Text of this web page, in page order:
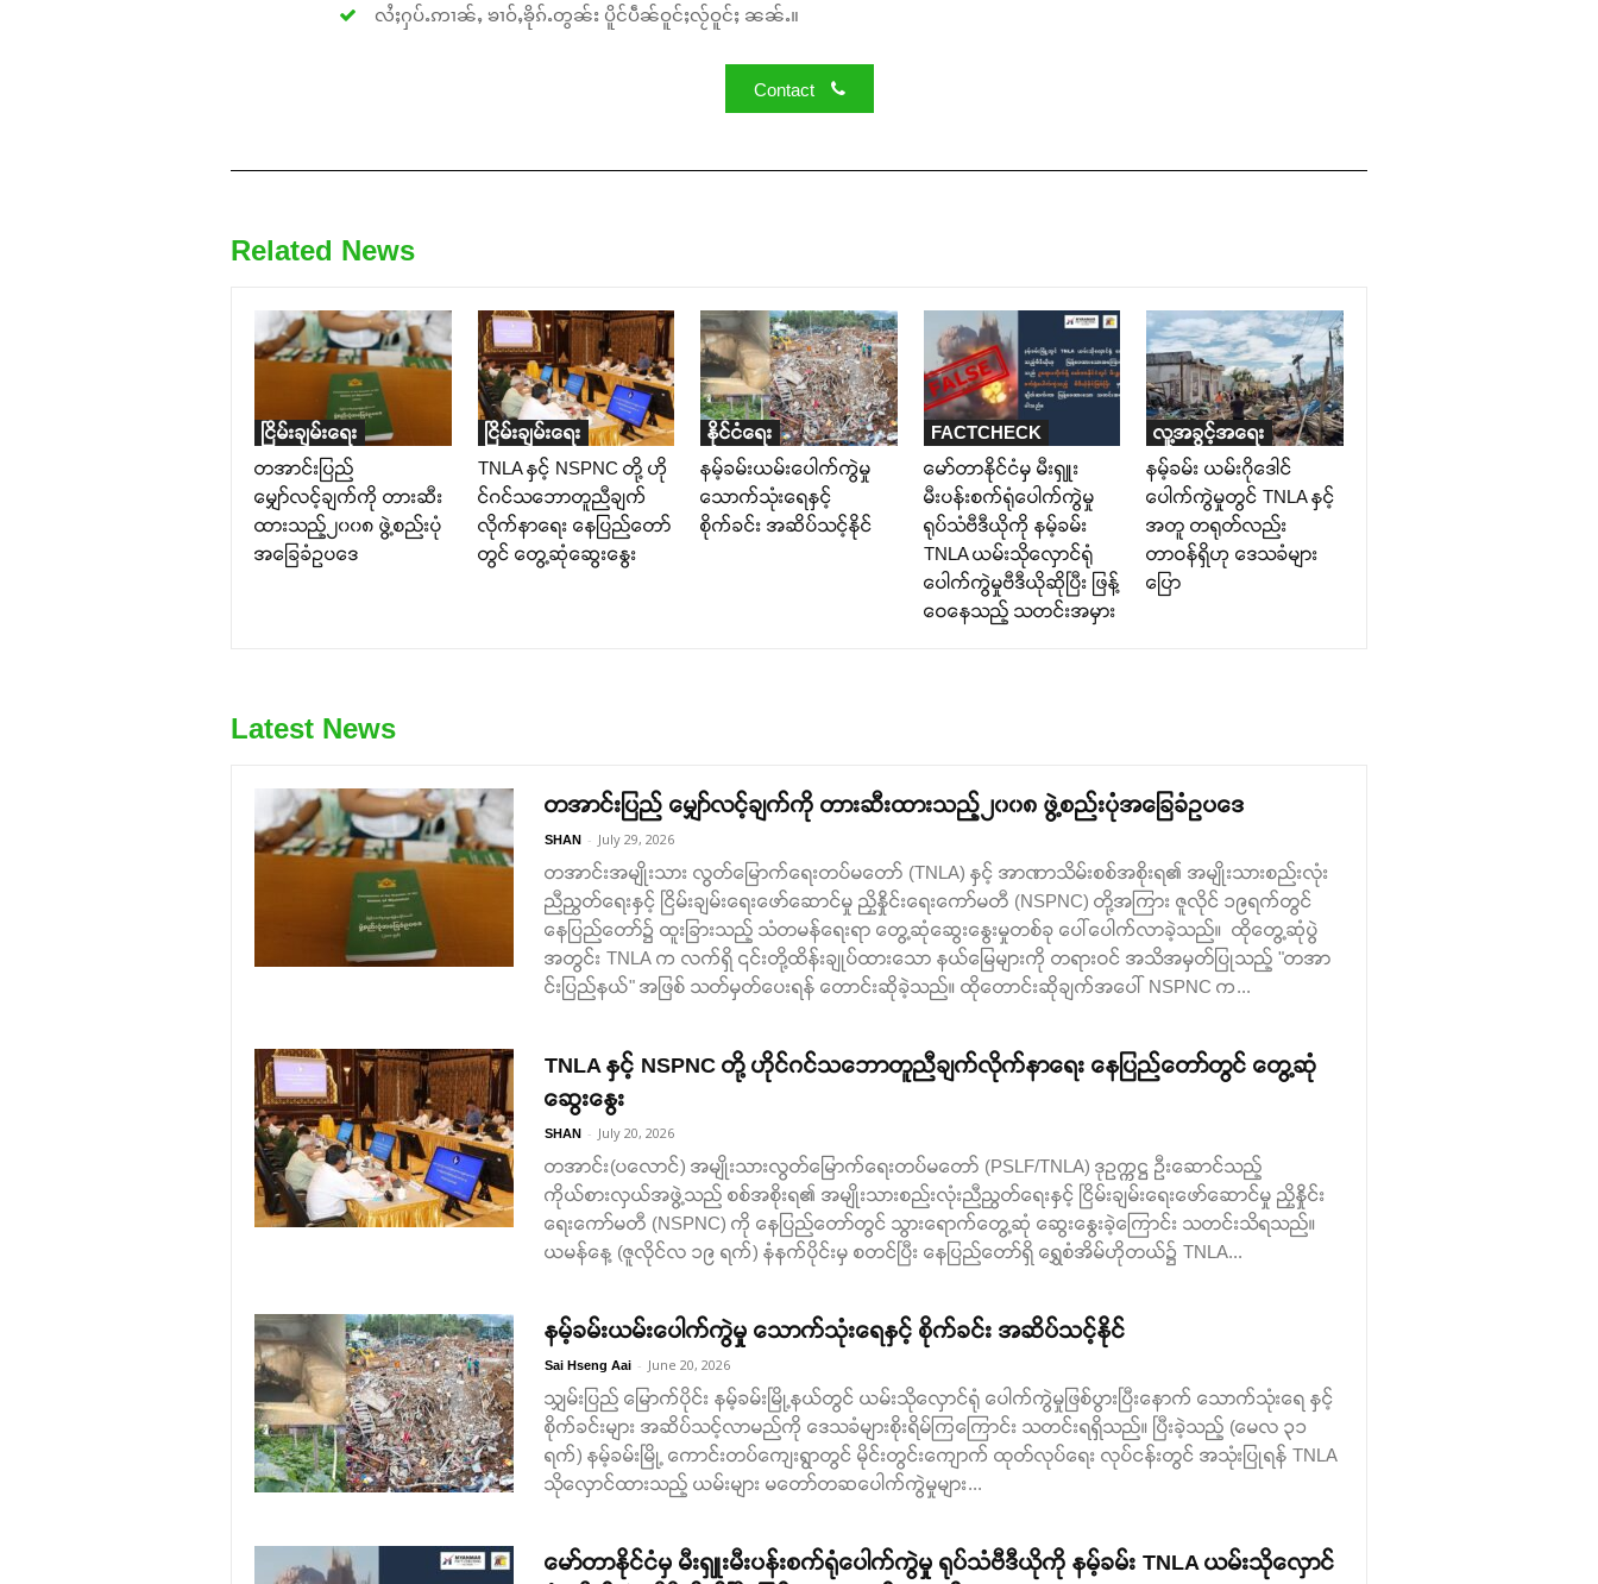
လႆႈႁပ်ႉဢၢၼ်ႇ ၶၢဝ်ႇၶိုၵ်ႉတွၼ်း ပိူင်ပဵၼ်ဝူင်ႈလႂ်ဝူင်ႈ ၼၼ်ႉ။
Contact
Related News
ငြိမ်းချမ်းရေး
တအာင်းပြည်
မျှော်လင့်ချက်ကို တားဆီး
ထားသည့်၂၀၀၈ ဖွဲ့စည်းပုံ
အခြေခံဥပဒေ
ငြိမ်းချမ်းရေး
TNLA နှင့် NSPNC တို့ ဟို
င်ဂင်သဘောတူညီချက်
လိုက်နာရေး နေပြည်တော်
တွင် တွေ့ဆုံဆွေးနွေး
နိုင်ငံရေး
နမ့်ခမ်းယမ်းပေါက်ကွဲမှု
သောက်သုံးရေနှင့်
စိုက်ခင်း အဆိပ်သင့်နိုင်
FACTCHECK
မော်တာနိုင်ငံမှ မီးရှူး
မီးပန်းစက်ရုံပေါက်ကွဲမှု
ရုပ်သံဗီဒီယိုကို နမ့်ခမ်း
TNLA ယမ်းသိုလှောင်ရုံ
ပေါက်ကွဲမှုဗီဒီယိုဆိုပြီး ဖြန့်
ဝေနေသည့် သတင်းအမှား
လူ့အခွင့်အရေး
နမ့်ခမ်း ယမ်းဂိုဒေါင်
ပေါက်ကွဲမှုတွင် TNLA နှင့်
အတူ တရုတ်လည်း
တာဝန်ရှိဟု ဒေသခံများ
ပြော
Latest News
တအာင်းပြည် မျှော်လင့်ချက်ကို တားဆီးထားသည့်၂၀၀၈ ဖွဲ့စည်းပုံအခြေခံဥပဒေ
SHAN - July 29, 2026
တအာင်းအမျိုးသား လွတ်မြောက်ရေးတပ်မတော် (TNLA) နှင့် အာဏာသိမ်းစစ်အစိုးရ၏ အမျိုးသားစည်းလုံး
ညီညွတ်ရေးနှင့် ငြိမ်းချမ်းရေးဖော်ဆောင်မှု ညှိနှိုင်းရေးကော်မတီ (NSPNC) တို့အကြား ဇူလိုင် ၁၉ရက်တွင်
နေပြည်တော်၌ ထူးခြားသည့် သံတမန်ရေးရာ တွေ့ဆုံဆွေးနွေးမှုတစ်ခု ပေါ်ပေါက်လာခဲ့သည်။ ထိုတွေ့ဆုံပွဲ
အတွင်း TNLA က လက်ရှိ ၎င်းတို့ထိန်းချုပ်ထားသော နယ်မြေများကို တရားဝင် အသိအမှတ်ပြုသည့် "တအာ
င်းပြည်နယ်" အဖြစ် သတ်မှတ်ပေးရန် တောင်းဆိုခဲ့သည်။ ထိုတောင်းဆိုချက်အပေါ် NSPNC က...
TNLA နှင့် NSPNC တို့ ဟိုင်ဂင်သဘောတူညီချက်လိုက်နာရေး နေပြည်တော်တွင် တွေ့ဆုံ
ဆွေးနွေး
SHAN - July 20, 2026
တအာင်း(ပလောင်) အမျိုးသားလွတ်မြောက်ရေးတပ်မတော် (PSLF/TNLA) ဒုဥက္ကဋ္ဌ ဦးဆောင်သည့်
ကိုယ်စားလှယ်အဖွဲ့သည် စစ်အစိုးရ၏ အမျိုးသားစည်းလုံးညီညွတ်ရေးနှင့် ငြိမ်းချမ်းရေးဖော်ဆောင်မှု ညှိနှိုင်း
ရေးကော်မတီ (NSPNC) ကို နေပြည်တော်တွင် သွားရောက်တွေ့ဆုံ ဆွေးနွေးခဲ့ကြောင်း သတင်းသိရသည်။
ယမန်နေ့ (ဇူလိုင်လ ၁၉ ရက်) နံနက်ပိုင်းမှ စတင်ပြီး နေပြည်တော်ရှိ ရွှေစံအိမ်ဟိုတယ်၌ TNLA...
နမ့်ခမ်းယမ်းပေါက်ကွဲမှု သောက်သုံးရေနှင့် စိုက်ခင်း အဆိပ်သင့်နိုင်
Sai Hseng Aai - June 20, 2026
သျှမ်းပြည် မြောက်ပိုင်း နမ့်ခမ်းမြို့နယ်တွင် ယမ်းသိုလှောင်ရုံ ပေါက်ကွဲမှုဖြစ်ပွားပြီးနောက် သောက်သုံးရေ နှင့်
စိုက်ခင်းများ အဆိပ်သင့်လာမည်ကို ဒေသခံများစိုးရိမ်ကြကြောင်း သတင်းရရှိသည်။ ပြီးခဲ့သည့် (မေလ ၃၁
ရက်) နမ့်ခမ်းမြို့ ကောင်းတပ်ကျေးရွာတွင် မိုင်းတွင်းကျောက် ထုတ်လုပ်ရေး လုပ်ငန်းတွင် အသုံးပြုရန် TNLA
သိုလှောင်ထားသည့် ယမ်းများ မတော်တဆပေါက်ကွဲမှုများ...
မော်တာနိုင်ငံမှ မီးရှူးမီးပန်းစက်ရုံပေါက်ကွဲမှု ရုပ်သံဗီဒီယိုကို နမ့်ခမ်း TNLA ယမ်းသိုလှောင်